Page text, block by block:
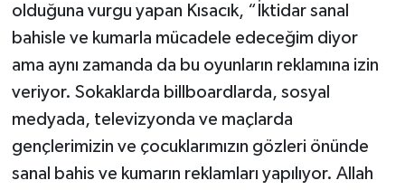
olduğuna vurgu yapan Kısacık, “İktidar sanal
bahisle ve kumarla mücadele edeceğim diyor
ama aynı zamanda da bu oyunların reklamına izin
veriyor. Sokaklarda billboardlarda, sosyal
medyada, televizyonda ve maçlarda
gençlerimizin ve çocuklarımızın gözleri önünde
sanal bahis ve kumarın reklamları yapılıyor. Allah